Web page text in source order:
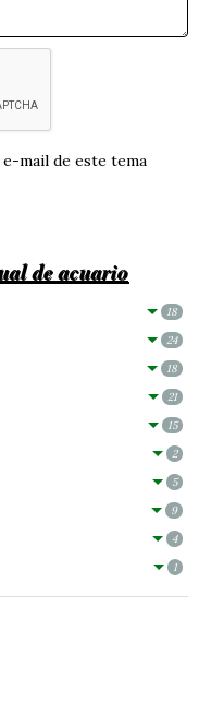
mail de este tema
de acuario
18
24
18
21
15
2
5
9
4
1